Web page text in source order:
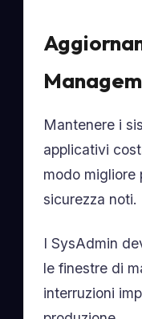
Mantenere i
applicativi
modo migliore
sicurezza noti.
I SysAdmin
le finestre di
interruzioni